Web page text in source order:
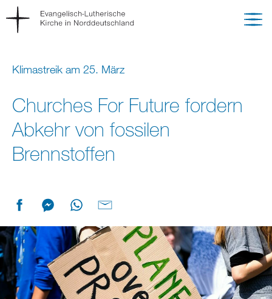
Klimastreik am 25. März
Churches For Future fordern
Abkehr von fossilen
Brennstoffen